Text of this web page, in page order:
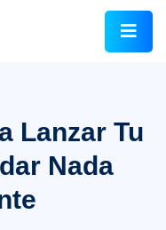
Lanzar Tu
Nada